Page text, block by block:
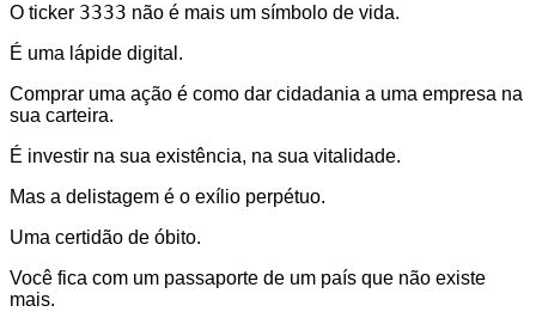
O ticker 3333 não é mais um símbolo de vida.
É uma lápide digital.
Comprar uma ação é como dar cidadania a uma empresa na
sua carteira.
É investir na sua existência, na sua vitalidade.
Mas a delistagem é o exílio perpétuo.
Uma certidão de óbito.
Você fica com um passaporte de um país que não existe
mais.